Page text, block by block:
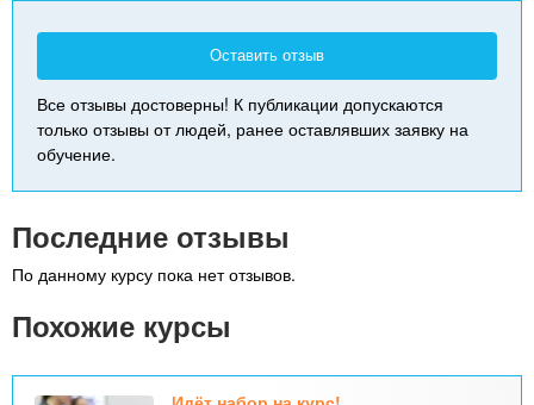
Оставить отзыв
Все отзывы достоверны! К публикации допускаются
только отзывы от людей, ранее оставлявших заявку на
обучение.
Последние отзывы
По данному курсу пока нет отзывов.
Похожие курсы